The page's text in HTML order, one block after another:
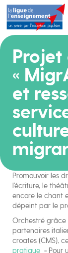
Projet
«
et
Promouvoir les
l’écriture, le
encore le chant
dépeint par le
Orchestré grâce
partenaires
croates (CMS),
pratique « Pour